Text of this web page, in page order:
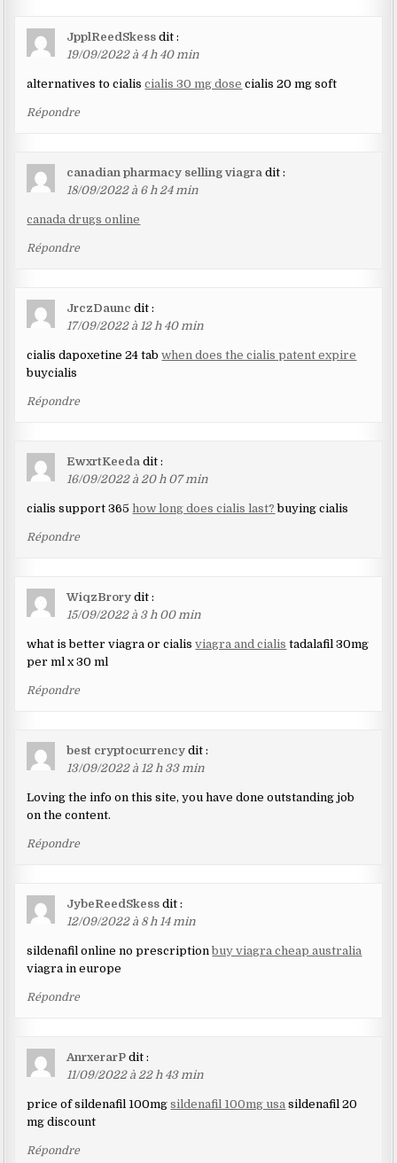
JpplReedSkess dit :
19/09/2022 à 4 h 40 min
alternatives to cialiscialis 30 mg dose cialis 20 mg soft
Répondre
canadian pharmacy selling viagra dit :
18/09/2022 à 6 h 24 min
canada drugs online
Répondre
JrczDaunc dit :
17/09/2022 à 12 h 40 min
cialis dapoxetine 24 tabwhen does the cialis patent expire
buycialis
Répondre
EwxrtKeeda dit :
16/09/2022 à 20 h 07 min
cialis support 365 how long does cialis last? buying cialis
Répondre
WiqzBrory dit :
15/09/2022 à 3 h 00 min
what is better viagra or cialisviagra and cialis tadalafil 30mg
per ml x 30 ml
Répondre
best cryptocurrency dit :
13/09/2022 à 12 h 33 min
Loving the info on this site, you have done outstanding job
on the content.
Répondre
JybeReedSkess dit :
12/09/2022 à 8 h 14 min
sildenafil online no prescriptionbuy viagra cheap australia
viagra in europe
Répondre
AnrxerarP dit :
11/09/2022 à 22 h 43 min
price of sildenafil 100mgsildenafil 100mg usa sildenafil 20
mg discount
Répondre